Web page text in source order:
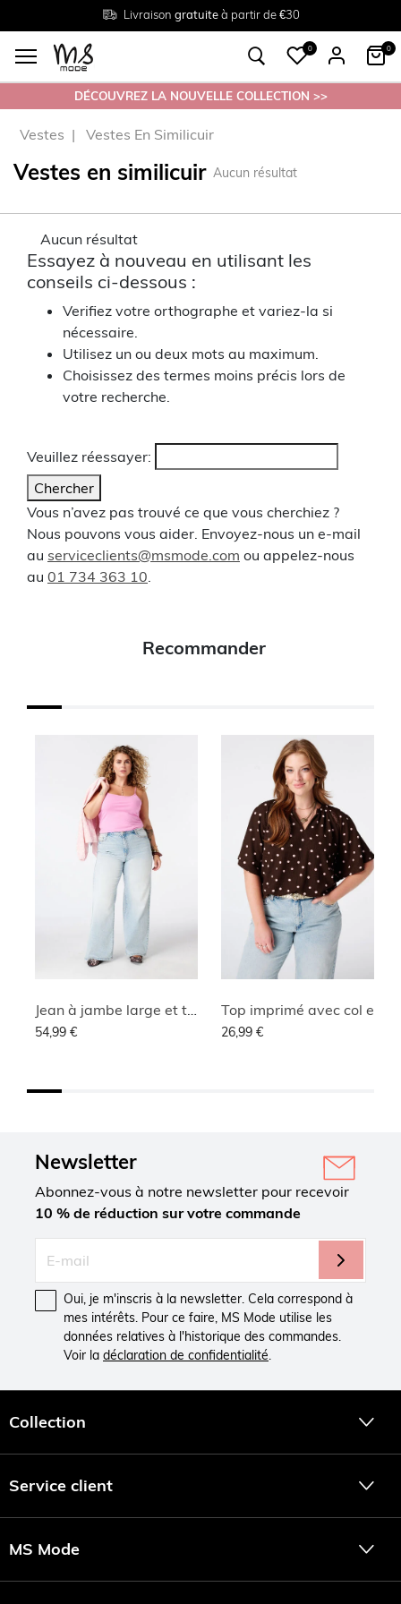
Livraison gratuiteà partir de €30
Tailles du38 au 54
Retourgratuit en magasin
0 0
DÉCOUVREZ LA NOUVELLE COLLECTION >>
Vestes Vestes En Similicuir
Vestes en similicuir Aucun résultat
Aucun résultat
Essayez à nouveau en utilisant les
conseils ci-dessous :
Verifiez votre orthographe et variez-la si
nécessaire.
Utilisez un ou deux mots au maximum.
Choisissez des termes moins précis lors de
votre recherche.
Veuillez réessayer:
Chercher
Vous n’avez pas trouvé ce que vous cherchiez ?
Nous pouvons vous aider. Envoyez-nous un e-mail
au serviceclients@msmode.com ou appelez-nous
au 01 734 363 10
Recommander
54,99 € 26,99 €
Newsletter
Abonnez-vous à notre newsletter pour recevoir
10 % de réduction sur votre commande
Oui, je m'inscris à la newsletter. Cela correspond à
mes intérêts. Pour ce faire, MS Mode utilise les
données relatives à l'historique des commandes.
Voir la déclaration de confidentialité.
Collection
Service client
MS Mode